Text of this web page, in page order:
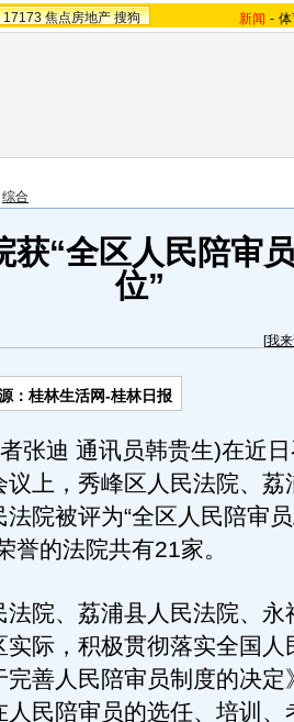
17173 焦点房地产 搜狗 新闻 -
综合
获“全区人民陪审
位”
[我
：桂林生活网-桂林日报
迪 通讯员韩贵生)在近日
议上，秀峰区人民法院、荔
法院被评为“全区人民陪审
誉的法院共有21家。
、荔浦县人民法院、永
实际，积极贯彻落实全国人
完善人民陪审员制度的决定
人民陪审员的选任、培训、